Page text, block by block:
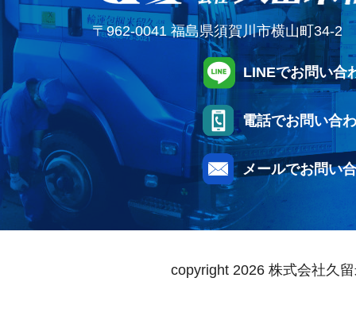
〒962-0041 福島県須賀川市横山町34-2
LINEでお問い合
電話でお問い合
メールでお問い
copyright 2026 株式会社久